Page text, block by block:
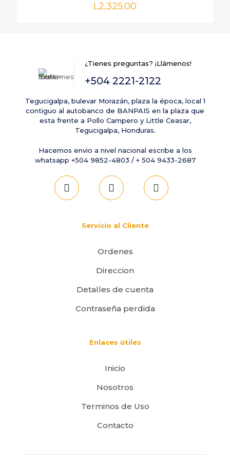
L2,325.00
¿Tienes preguntas? ¡Llámenos!
+504 2221-2122
Tegucigalpa, bulevar Morazán, plaza la época, local 1
contiguo al autobanco de BANPAIS en la plaza que
esta frente a Pollo Campero y Little Ceasar,
Tegucigalpa, Honduras.
Hacemos envio a nivel nacional escribe a los
whatsapp +504 9852-4803 / + 504 9433-2687
Servicio al Cliente
Ordenes
Direccion
Detalles de cuenta
Contraseña perdida
Enlaces útiles
Inicio
Nosotros
Terminos de Uso
Contacto